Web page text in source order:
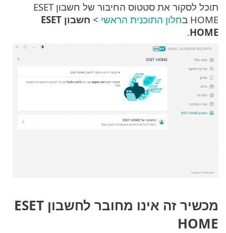
תוכל לסקור את סטטוס החיבור של חשבון ESET
HOME ב
חלון התוכנית הראשי >
חשבון ESET
HOME
.
מכשיר זה אינו מחובר לחשבון ESET
HOME